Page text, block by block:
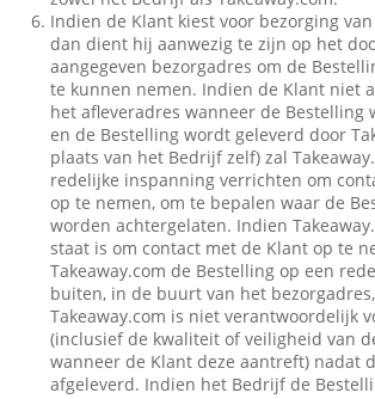
Indien de Klant kiest voor bezorging
dan dient hij aanwezig te zijn op het
aangegeven bezorgadres om de
te kunnen nemen. Indien de Klant niet
het afleveradres wanneer de Bestelling
en de Bestelling wordt geleverd door
plaats van het Bedrijf zelf) zal
redelijke inspanning verrichten om
op te nemen, om te bepalen waar de
worden achtergelaten. Indien
staat is om contact met de Klant op te
Takeaway.com de Bestelling op een
buiten, in de buurt van het
Takeaway.com is niet verantwoordelijk
(inclusief de kwaliteit of veiligheid van
wanneer de Klant deze aantreft) nadat
afgeleverd. Indien het Bedrijf de